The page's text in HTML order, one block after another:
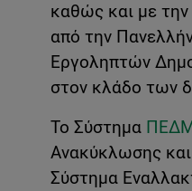
καθώς και με
από την
Εργοληπτών
στον κλάδο των
Το Σύστημα
Ανακύκλωσης και
Σύστημα